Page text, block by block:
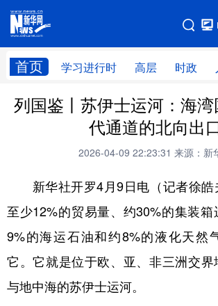
首页 学习进行时 高层 时政
网站地图
学习进行时 高层 时政
财经 网评
科技 科创 量子
法律 中央文件
列国鉴丨苏伊士运河：海
代通道的北向出
2026-04-09 22:23:31 来源：新
新华社开罗4月9日电（记者徐
至少12%的贸易量、约30%的集装箱
9%的海运石油和约8%的液化天然
它。它就是位于欧、亚、非三洲交界
与地中海的苏伊士运河。